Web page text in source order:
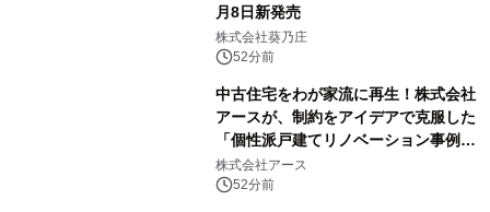
月8日新発売
株式会社葵乃庄
52分前
中古住宅をわが家流に再生！株式会社
アースが、制約をアイデアで克服した
「個性派戸建てリノベーション事例5
選」を公開
株式会社アース
52分前